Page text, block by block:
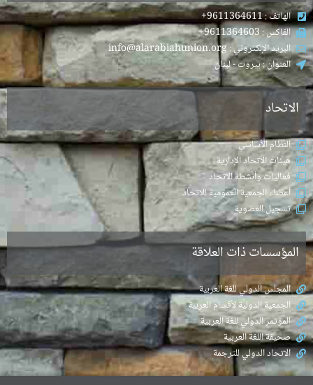
الهاتف : 9611364611+
الفاكس : 9611364603+
البريد الإلكتروني : info@alarabiahunion.org
العنوان : بيروت - لبنان
الاتحاد
النظام الأساسي
هيئات الاتحاد الإدارية
فعاليات وأنشطة الاتحاد
أعضاء الجمعية العمومية للاتحاد
تسجيل العضوية
المؤسسات ذات العلاقة
المجلس الدولي للغة العربية
الجمعية الدولية لأقسام العربية
المؤتمر الدولي للغة العربية
صحيفة اللغة العربية
الاتحاد الدولي للترجمة